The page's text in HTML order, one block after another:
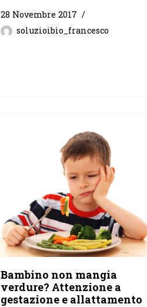
28 Novembre 2017
soluzioibio_francesco
Bambino non mangia
verdure? Attenzione a
gestazione e allattamento